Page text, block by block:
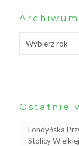
Ostatnie
Londyńska
Stolicy